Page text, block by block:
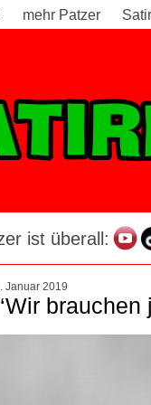
mehr Patzer
ist überall:
Januar 2019
‘Wir